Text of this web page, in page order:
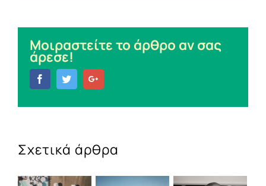
Μοιραστείτε το άρθρο αν σας
άρεσε!
FacebookTwitter
Σχετικά άρθρα